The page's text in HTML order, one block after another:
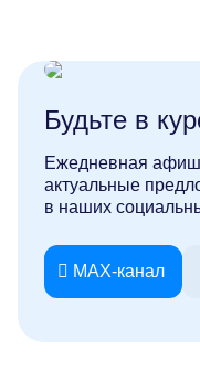
Будьте в
Ежедневная
актуальные
в наших
MAX-канал